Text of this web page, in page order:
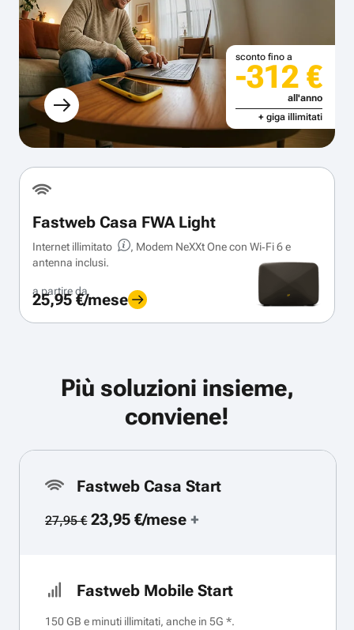
sconto fino a
-312 €
all'anno
+ giga illimitati
Fastweb Casa FWA Light
Internet illimitato
, Modem NeXXt One con Wi‑Fi 6 e
antenna inclusi.
a partire da
25,95 €/mese
Più soluzioni insieme,
conviene!
Fastweb Casa Start
27,95 €23,95 €/mese+
Fastweb Mobile Start
150 GB e minuti illimitati, anche in 5G *.